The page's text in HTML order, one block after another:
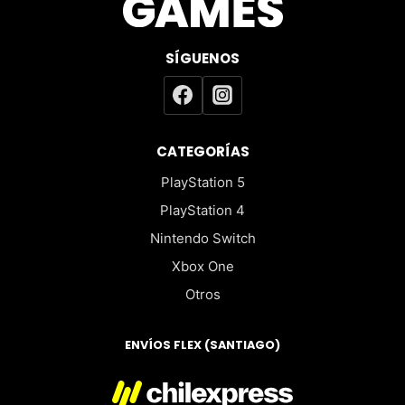
SÍGUENOS
CATEGORÍAS
PlayStation 5
PlayStation 4
Nintendo Switch
Xbox One
Otros
ENVÍOS FLEX (SANTIAGO)